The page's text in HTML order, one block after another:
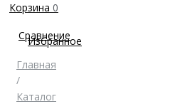
Корзина 0
Сравнение
Избранное
Главная
/
Каталог